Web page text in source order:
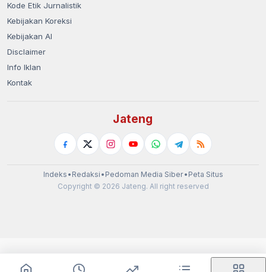
Kode Etik Jurnalistik
Kebijakan Koreksi
Kebijakan AI
Disclaimer
Info Iklan
Kontak
Jateng
Indeks • Redaksi • Pedoman Media Siber• Peta Situs
Copyright © 2026 Jateng. All right reserved